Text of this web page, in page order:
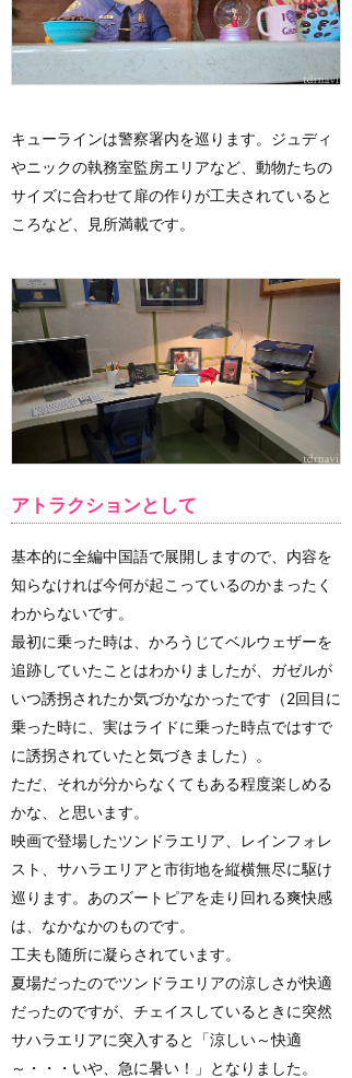
キューラインは警察署内を巡ります。ジュディ
やニックの執務室監房エリアなど、動物たちの
サイズに合わせて扉の作りが工夫されていると
ころなど、見所満載です。
アトラクションとして
基本的に全編中国語で展開しますので、内容を
知らなければ今何が起こっているのかまったく
わからないです。
最初に乗った時は、かろうじてベルウェザーを
追跡していたことはわかりましたが、ガゼルが
いつ誘拐されたか気づかなかったです（2回目に
乗った時に、実はライドに乗った時点ではすで
に誘拐されていたと気づきました）。
ただ、それが分からなくてもある程度楽しめる
かな、と思います。
映画で登場したツンドラエリア、レインフォレ
スト、サハラエリアと市街地を縦横無尽に駆け
巡ります。あのズートピアを走り回れる爽快感
は、なかなかのものです。
工夫も随所に凝らされています。
夏場だったのでツンドラエリアの涼しさが快適
だったのですが、チェイスしているときに突然
サハラエリアに突入すると「涼しい～快適
～・・・いや、急に暑い！」となりました。